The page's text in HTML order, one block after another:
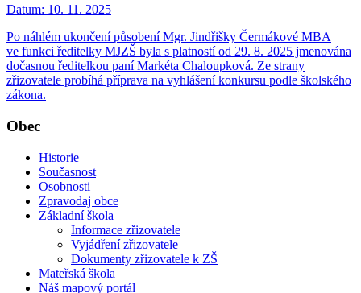
Datum: 10. 11. 2025
Po náhlém ukončení působení Mgr. Jindřišky Čermákové MBA
ve funkci ředitelky MJZŠ byla s platností od 29. 8. 2025 jmenována
dočasnou ředitelkou paní Markéta Chaloupková. Ze strany
zřizovatele probíhá příprava na vyhlášení konkursu podle školského
zákona.
Obec
Historie
Současnost
Osobnosti
Zpravodaj obce
Základní škola
Informace zřizovatele
Vyjádření zřizovatele
Dokumenty zřizovatele k ZŠ
Mateřská škola
Náš mapový portál